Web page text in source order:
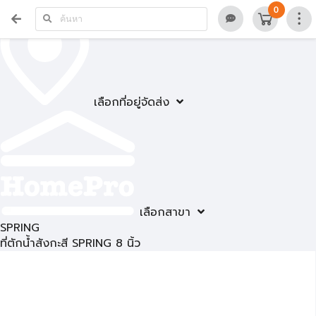
เลือกที่อยู่จัดส่ง
เลือกสาขา
0
SPRING
ที่ตักน้ำสังกะสี SPRING 8 นิ้ว